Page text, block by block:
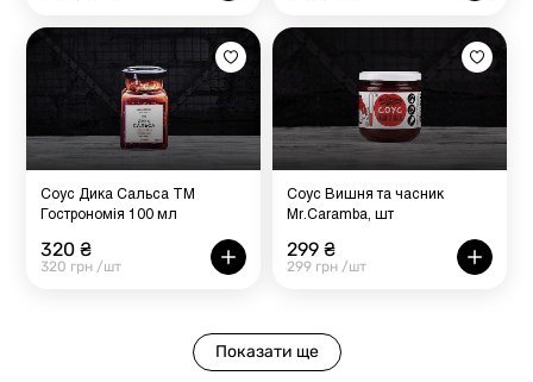
Соус Дика Сальса ТМ
Гострономія 100 мл
320 ₴
320 грн /шт
Соус Вишня та часник
Mr.Caramba, шт
299 ₴
299 грн /шт
Показати ще